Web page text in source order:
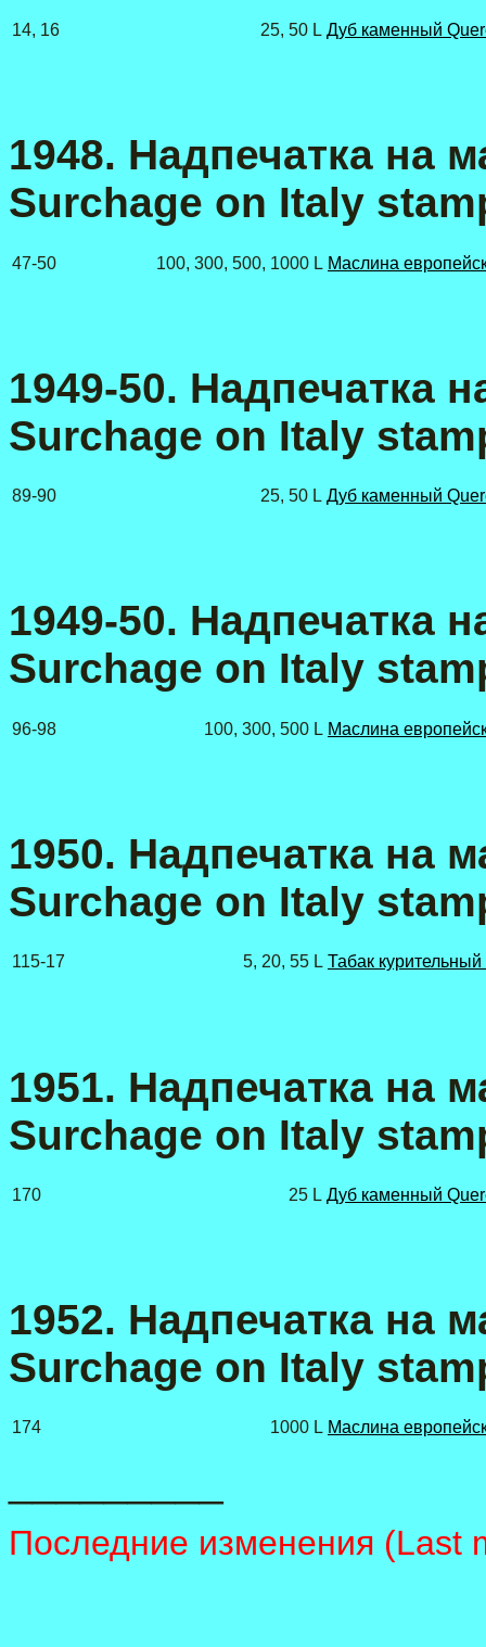
14, 16 25, 50 L Дуб каменный
1948. Надпечатка на
Surchage on Italy
47-50 100, 300, 500, 1000 L Маслина
1949-50. Надпечатка
Surchage on Italy
89-90 25, 50 L Дуб каменный
1949-50. Надпечатка
Surchage on Italy
96-98 100, 300, 500 L Маслина
1950. Надпечатка на
Surchage on Italy
115-17 5, 20, 55 L Табак
1951. Надпечатка на
Surchage on Italy
170 25 L Дуб каменный
1952. Надпечатка на
Surchage on Italy
174 1000 L Маслина
Последние изменения (Last